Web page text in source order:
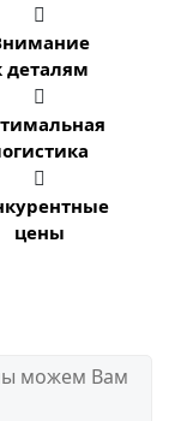

деталям


цены
можем Вам